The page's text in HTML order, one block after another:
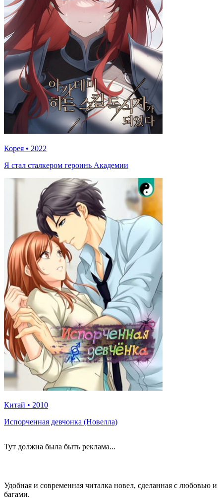
Корея • 2022
Я стал сталкером героинь Академии
Китай • 2010
Испорченная девчонка (Новелла)
Тут должна была быть реклама...
Удобная и современная читалка новел, сделанная с любовью и
багами.